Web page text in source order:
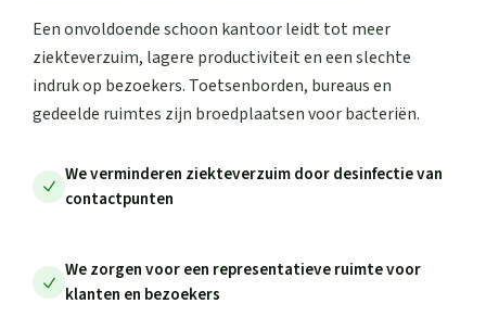
Een onvoldoende schoon kantoor leidt tot meer
ziekteverzuim, lagere productiviteit en een slechte
indruk op bezoekers. Toetsenborden, bureaus en
gedeelde ruimtes zijn broedplaatsen voor bacteriën.
We verminderen ziekteverzuim door desinfectie van
contactpunten
We zorgen voor een representatieve ruimte voor
klanten en bezoekers